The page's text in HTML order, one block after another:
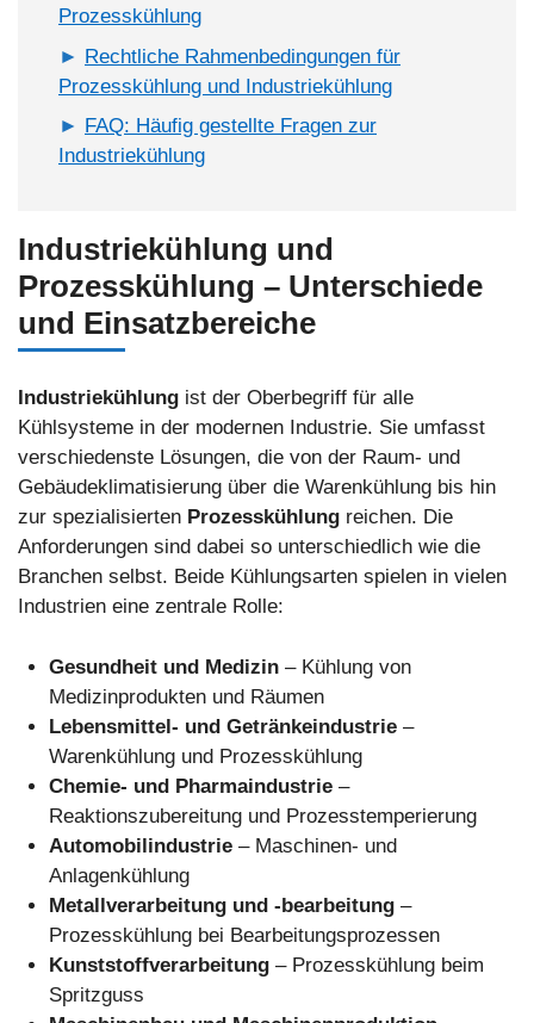
Prozesskühlung
Rechtliche Rahmenbedingungen für
Prozesskühlung und Industriekühlung
FAQ: Häufig gestellte Fragen zur
Industriekühlung
Industriekühlung und
Prozesskühlung – Unterschiede
und Einsatzbereiche
Industriekühlung ist der Oberbegriff für alle
Kühlsysteme in der modernen Industrie. Sie umfasst
verschiedenste Lösungen, die von der Raum- und
Gebäudeklimatisierung über die Warenkühlung bis hin
zur spezialisierten Prozesskühlung reichen. Die
Anforderungen sind dabei so unterschiedlich wie die
Branchen selbst. Beide Kühlungsarten spielen in vielen
Industrien eine zentrale Rolle:
Gesundheit und Medizin– Kühlung von
Medizinprodukten und Räumen
Lebensmittel- und Getränkeindustrie–
Warenkühlung und Prozesskühlung
Chemie- und Pharmaindustrie–
Reaktionszubereitung und Prozesstemperierung
Automobilindustrie– Maschinen- und
Anlagenkühlung
Metallverarbeitung und -bearbeitung–
Prozesskühlung bei Bearbeitungsprozessen
Kunststoffverarbeitung– Prozesskühlung beim
Spritzguss